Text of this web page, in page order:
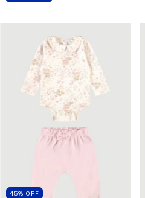
45% OFF